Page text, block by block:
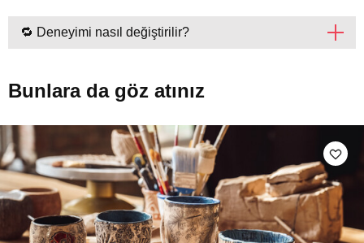
🔁 Deneyimi nasıl değiştirilir?
Bunlara da göz atınız